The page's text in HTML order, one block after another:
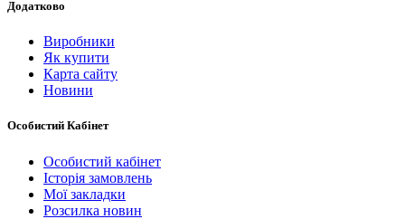
Додатково
Виробники
Як купити
Карта сайту
Новини
Особистий Кабінет
Особистий кабінет
Історія замовлень
Мої закладки
Розсилка новин